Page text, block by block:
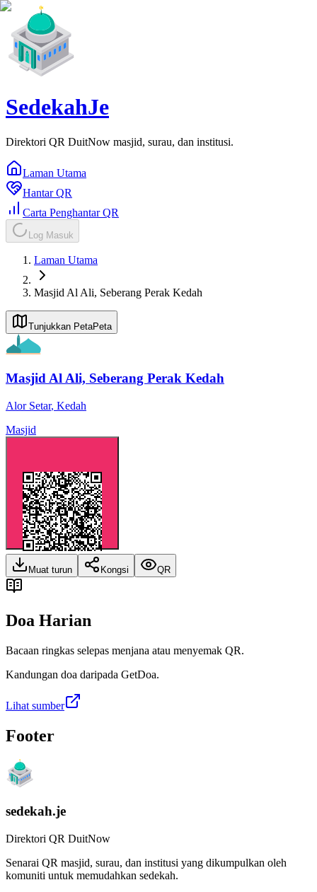
SedekahJe
Direktori QR DuitNow masjid, surau, dan institusi.
Laman Utama
Hantar QR
Carta Penghantar QR
Log Masuk
Laman Utama
Masjid Al Ali, Seberang Perak Kedah
Tunjukkan PetaPeta
Masjid Al Ali, Seberang Perak Kedah
Alor Setar, Kedah
Masjid
Muat turun Kongsi QR
Doa Harian
Bacaan ringkas selepas menjana atau menyemak QR.
Kandungan doa daripada GetDoa.
Lihat sumber
Footer
sedekah.je
Direktori QR DuitNow
Senarai QR masjid, surau, dan institusi yang dikumpulkan oleh
komuniti untuk memudahkan sedekah.